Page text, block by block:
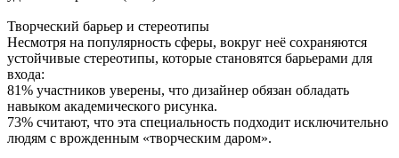
Творческий барьер и стереотипы
Несмотря на популярность сферы, вокруг неё сохраняются
устойчивые стереотипы, которые становятся барьерами для
входа:
81% участников уверены, что дизайнер обязан обладать
навыком академического рисунка.
73% считают, что эта специальность подходит исключительно
людям с врожденным «творческим даром».